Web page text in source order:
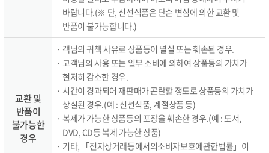
바랍니다.(※ 단, 신선식품은 단순 변심에 의한 교환 및
반품이 불가능합니다.)
교환 및
반품이
불가능한
경우
· 객님의 귀책 사유로 상품등이 멸실 또는 훼손된 경우.
· 고객님의 사용 또는 일부 소비에 의하여 상품등의 가치가
현저히 감소한 경우.
· 시간이 경과되어 재판매가 곤란할 정도로 상품등의 가치가
상실된 경우.(예 : 신선식품, 계절상품 등)
· 복제가 가능한 상품등의 포장을 훼손한 경우.(예 : 도서,
DVD, CD등 복제 가능한 상품)
· 기타, 「전자상거래등에서의소비자보호에관한법률」이